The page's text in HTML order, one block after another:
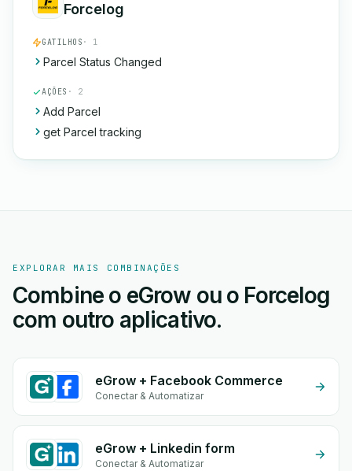
Forcelog
GATILHOS · 1
Parcel Status Changed
AÇÕES · 2
Add Parcel
get Parcel tracking
EXPLORAR MAIS COMBINAÇÕES
Combine o eGrow ou o Forcelog
com outro aplicativo.
eGrow + Facebook Commerce
Conectar & Automatizar
eGrow + Linkedin form
Conectar & Automatizar